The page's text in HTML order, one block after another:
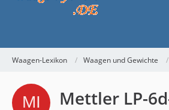
Waagen-Lexikon Waagen und Gewichte
Mettler LP-